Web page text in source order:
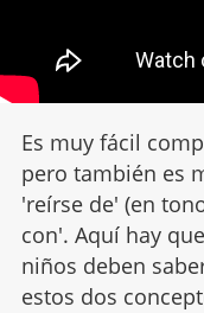
Es muy fácil
pero también es
'reírse de' (en
con'. Aquí hay
niños deben
estos dos